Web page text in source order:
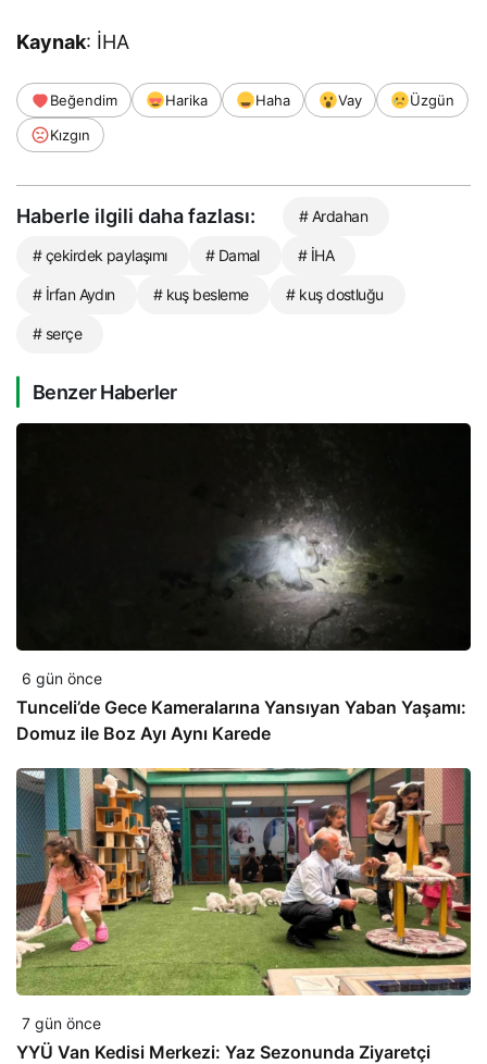
Kaynak: İHA
Beğendim Harika Haha Vay
Üzgün
Kızgın
Haberle ilgili daha fazlası: # Ardahan
# çekirdek paylaşımı # Damal # İHA
# İrfan Aydın # kuş besleme # kuş dostluğu
# serçe
Benzer Haberler
6 gün önce
Tunceli’de Gece Kameralarına Yansıyan Yaban Yaşamı:
Domuz ile Boz Ayı Aynı Karede
7 gün önce
YYÜ Van Kedisi Merkezi: Yaz Sezonunda Ziyaretçi